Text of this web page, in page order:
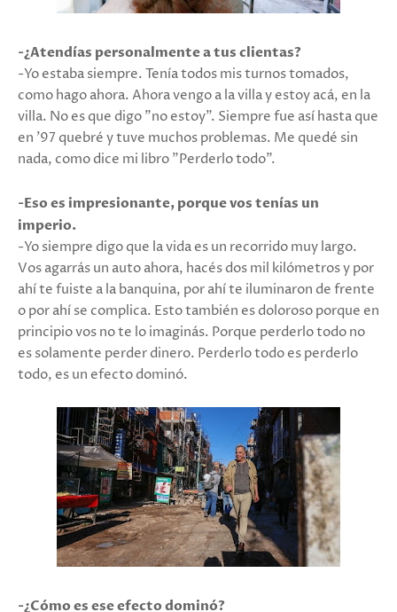
-¿Atendías personalmente a tus clientas?
-Yo estaba siempre. Tenía todos mis turnos tomados,
como hago ahora. Ahora vengo a la villa y estoy acá, en la
villa. No es que digo "no estoy". Siempre fue así hasta que
en '97 quebré y tuve muchos problemas. Me quedé sin
nada, como dice mi libro "Perderlo todo".
-Eso es impresionante, porque vos tenías un
imperio.
-Yo siempre digo que la vida es un recorrido muy largo.
Vos agarrás un auto ahora, hacés dos mil kilómetros y por
ahí te fuiste a la banquina, por ahí te iluminaron de frente
o por ahí se complica. Esto también es doloroso porque en
principio vos no te lo imaginás. Porque perderlo todo no
es solamente perder dinero. Perderlo todo es perderlo
todo, es un efecto dominó.
-¿Cómo es ese efecto dominó?